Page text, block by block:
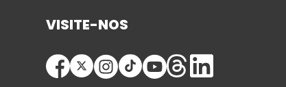
VISITE-NOS